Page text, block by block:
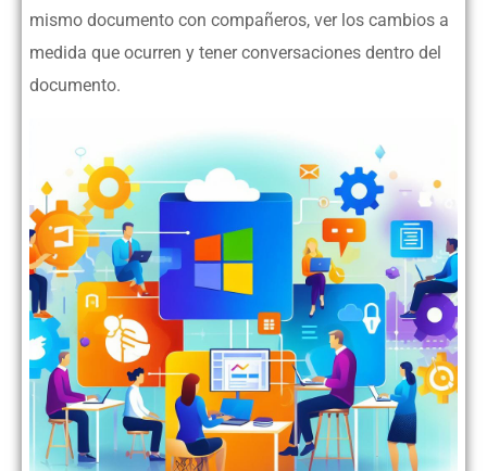
mismo documento con compañeros, ver los cambios a
medida que ocurren y tener conversaciones dentro del
documento.